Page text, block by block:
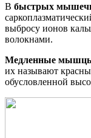
В быстрых
выбросу ионов
волокнами.
Медленные
их называют
обусловленной